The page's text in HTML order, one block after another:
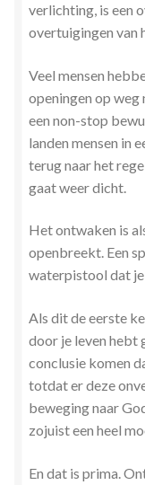
Stress en Burn-
Tarot
Transactionele
Verbinden en
Tweelingvlam
Webshop
Wie ben ik
Winkelwagen
verlichting, is een
overtuigingen van
Veel mensen
openingen op weg
een non-stop
landen mensen in
terug naar het
gaat weer dicht.
Het ontwaken is
openbreekt. Een
waterpistool dat
Als dit de eerste
door je leven hebt
conclusie komen
totdat er deze
beweging naar
zojuist een heel
En dat is prima.